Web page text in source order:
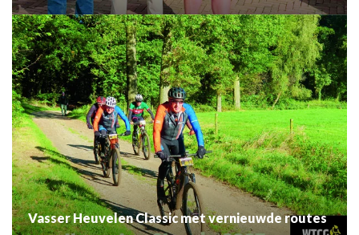
Vasser Heuvelen Classic met vernieuwde routes